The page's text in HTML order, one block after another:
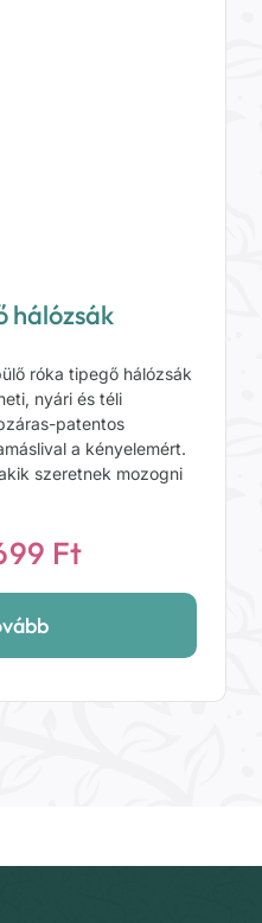
hálózsák
róka tipegő hálózsák
nyári és téli
patentos
a kényelemért.
szeretnek mozogni
Ft
9
-
14